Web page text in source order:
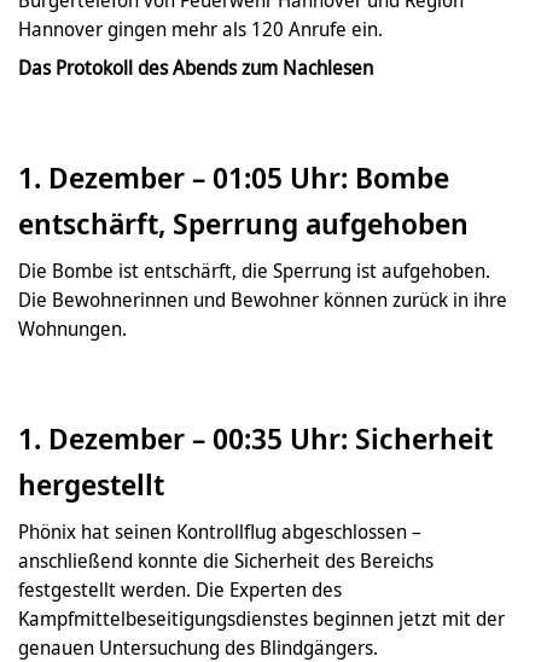
Hannover gingen mehr als 120 Anrufe ein.
Das Protokoll des Abends zum Nachlesen
1. Dezember – 01:05 Uhr: Bombe
entschärft, Sperrung aufgehoben
Die Bombe ist entschärft, die Sperrung ist aufgehoben.
Die Bewohnerinnen und Bewohner können zurück in ihre
Wohnungen.
1. Dezember – 00:35 Uhr: Sicherheit
hergestellt
Phönix hat seinen Kontrollflug abgeschlossen –
anschließend konnte die Sicherheit des Bereichs
festgestellt werden. Die Experten des
Kampfmittelbeseitigungsdienstes beginnen jetzt mit der
genauen Untersuchung des Blindgängers.